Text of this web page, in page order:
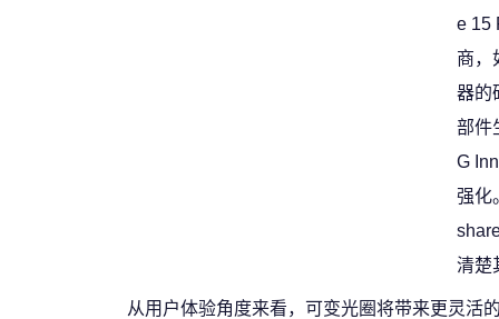
e 15
商，
器的
部件
G
强化
清楚
从用户体验角度来看，可变光圈将带来更灵活